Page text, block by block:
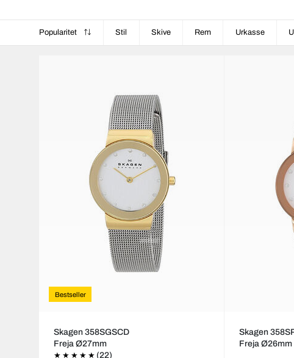
Popularitet Stil Skive Rem Urkasse
Bestseller
Skagen 358SGSCD
Freja Ø27mm
(22)
Skagen
Freja Ø26mm